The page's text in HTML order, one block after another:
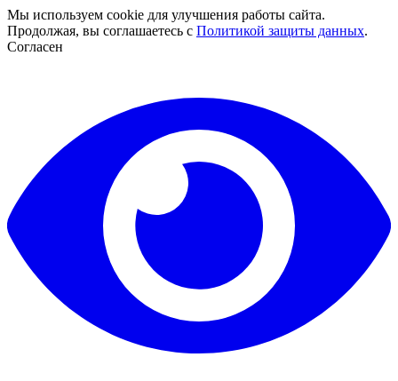
Мы используем cookie для улучшения работы сайта.
Продолжая, вы соглашаетесь с Политикой защиты данных.
Согласен